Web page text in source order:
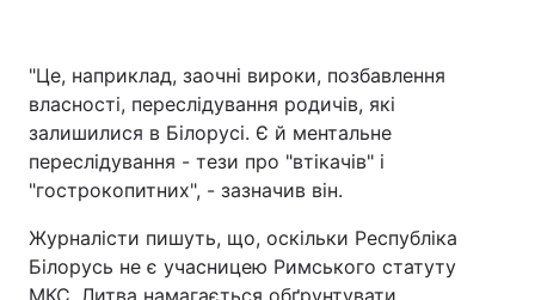
"Це, наприклад, заочні вироки, позбавлення
власності, переслідування родичів, які
залишилися в Білорусі. Є й ментальне
переслідування - тези про "втікачів" і
"гострокопитних", - зазначив він.
Журналісти пишуть, що, оскільки Республіка
Білорусь не є учасницею Римського статуту
МКС, Литва намагається обґрунтувати